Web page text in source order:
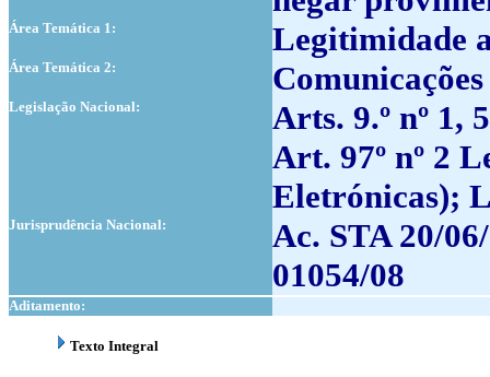
Área Temática 1: Legitimidade
Área Temática 2:
Legislação Nacional:
Arts. 9.º nº 1,
Art. 97º nº 2
Eletrónicas);
Jurisprudência Nacional:
Ac. STA 20/
01054/08
Aditamento:
Texto Integral